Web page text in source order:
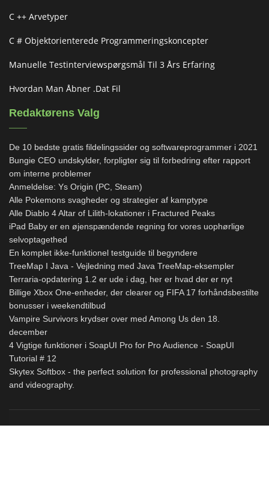
C ++ Arvetyper
C # Objektorienterede Programmeringskoncepter
Manuelle Testinterviewspørgsmål Til 3 Års Erfaring
Hvordan Man Åbner .dat Fil
Redaktørens Valg
De 10 bedste gratis fildelingssider og softwareprogrammer i 2021
Bungie CEO undskylder, forpligter sig til forbedring efter rapport
om interne problemer
Anmeldelse: Ys Origin (PC, Steam)
Alle Pokemons svagheder og strategier af kamptype
Alle Diablo 4 Altar of Lilith-lokationer i Fractured Peaks
iPad Baby er en øjenspændende regning for vores uophørlige
selvoptagethed
En komplet ikke-funktionel testguide til begyndere
TreeMap I Java - Vejledning med Java TreeMap-eksempler
Terraria-opdatering 1.2 er ude i dag, her er hvad der er nyt
Billige Xbox One-enheder, der clearer og FIFA 17 forhåndsbestilte
bonusser i weekendtilbud
Vampire Survivors krydser over med Among Us den 18.
december
4 Vigtige funktioner i SoapUI Pro for Pro Audience - SoapUI
Tutorial # 12
Skytex Softbox - the perfect solution for professional photography
and videography.